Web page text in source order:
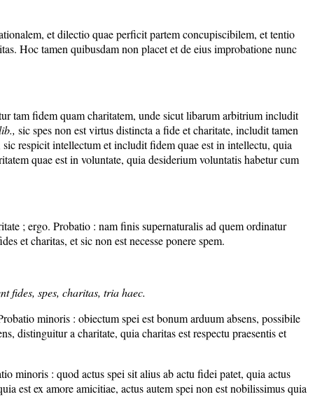
et dilectio quae perficit partem concupiscibilem, et tentio
Hoc tamen quibusdam non placet et de eius improbatione nunc
tam fidem quam charitatem, unde sicut libarum arbitrium includit
sic spes non est virtus distincta a fide et charitate, includit tamen
respicit intellectum et includit fidem quae est in intellectu, quia
quae est in voluntate, quia desiderium voluntatis habetur cum
; ergo. Probatio : nam finis supernaturalis ad quem ordinatur
et charitas, et sic non est necesse ponere spem.
fides, spes, charitas, tria haec.
minoris : obiectum spei est bonum arduum absens, possibile
distinguitur a charitate, quia charitas est respectu praesentis et
minoris : quod actus spei sit alius ab actu fidei patet, quia actus
est ex amore amicitiae, actus autem spei non est nobilissimus quia